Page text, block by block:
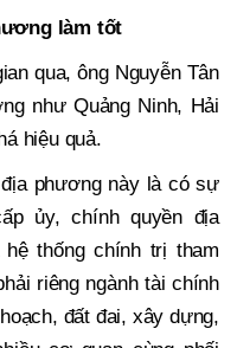
làm tốt
qua, ông Nguyễn Tân
như Quảng Ninh, Hải
hiệu quả.
phương này là có sự
ủy, chính quyền địa
thống chính trị tham
riêng ngành tài chính
đất đai, xây dựng,